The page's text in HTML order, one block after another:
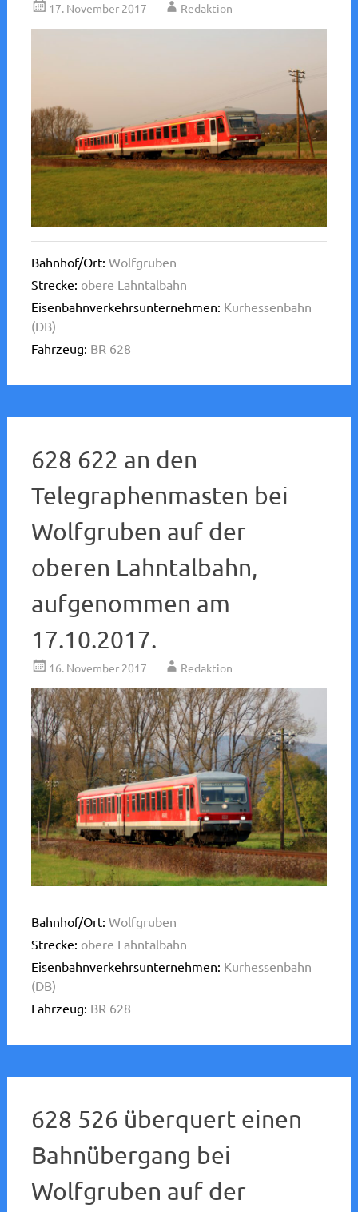
17. November 2017 Redaktion
Bahnhof/Ort: Wolfgruben
Strecke: obere Lahntalbahn
Eisenbahnverkehrsunternehmen: Kurhessenbahn
(DB)
Fahrzeug: BR 628
628 622 an den
Telegraphenmasten bei
Wolfgruben auf der
oberen Lahntalbahn,
aufgenommen am
17.10.2017.
16. November 2017 Redaktion
Bahnhof/Ort: Wolfgruben
Strecke: obere Lahntalbahn
Eisenbahnverkehrsunternehmen: Kurhessenbahn
(DB)
Fahrzeug: BR 628
628 526 überquert einen
Bahnübergang bei
Wolfgruben auf der